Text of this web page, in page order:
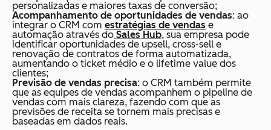
personalizadas e maiores taxas de conversão;
Acompanhamento de oportunidades de vendas: ao
integrar o CRM com estratégias de vendas e
automação através do Sales Hub, sua empresa pode
identificar oportunidades de upsell, cross-sell e
renovação de contratos de forma automatizada,
aumentando o ticket médio e o lifetime value dos
clientes;
Previsão de vendas precisa: o CRM também permite
que as equipes de vendas acompanhem o pipeline de
vendas com mais clareza, fazendo com que as
previsões de receita se tornem mais precisas e
baseadas em dados reais.